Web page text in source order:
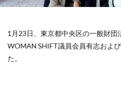
1月23日、東京都中央区の一般財団
WOMAN SHIFT議員会員有志およ
た。